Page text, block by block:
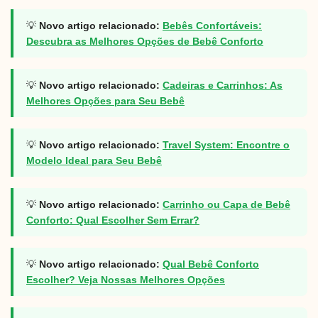
💡 Novo artigo relacionado: Bebês Confortáveis:
Descubra as Melhores Opções de Bebê Conforto
💡 Novo artigo relacionado: Cadeiras e Carrinhos: As
Melhores Opções para Seu Bebê
💡 Novo artigo relacionado: Travel System: Encontre o
Modelo Ideal para Seu Bebê
💡 Novo artigo relacionado: Carrinho ou Capa de Bebê
Conforto: Qual Escolher Sem Errar?
💡 Novo artigo relacionado: Qual Bebê Conforto
Escolher? Veja Nossas Melhores Opções